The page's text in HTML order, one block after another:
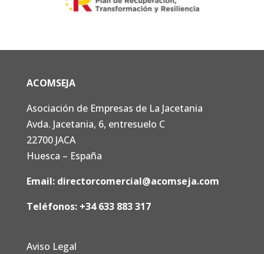
ACOMSEJA
Asociación de Empresas de La Jacetania
Avda. Jacetania, 6, entresuelo C
22700 JACA
Huesca – España
Email: directorcomercial@acomseja.com
Teléfonos: +34 633 883 317
Aviso Legal